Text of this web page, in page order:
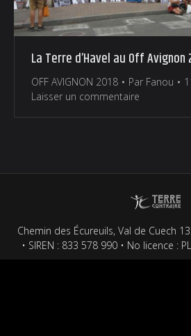
La Terre d’Havel au Off Avignon
OFF AVIGNON 2018 Par Fanou
Laisser un commentaire
Chemin des Écureuils, Val de Cuech
• SIREN : 833 578 990 • No licence :